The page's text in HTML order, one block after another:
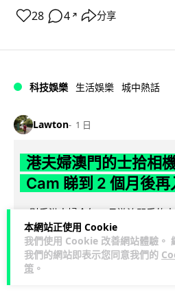
本網站正使用 Cookie
我們使用 Cookie 改善網站體驗。
我們的網站即表示您同意我們的
策 。
28 4 ↗ 分享
科技娛樂 生活娛樂 城中熱話
Lawton 1 日
港夫婦澳門的士拾相
Cam 睇到 2 個月後再
一對香港夫婦今年 5 月遊澳門乘的
池，拾遺不報並帶返香港自用。兩
次入境澳門時，被治安警察局...
閱
534